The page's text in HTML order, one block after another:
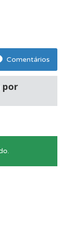
Comentários
por